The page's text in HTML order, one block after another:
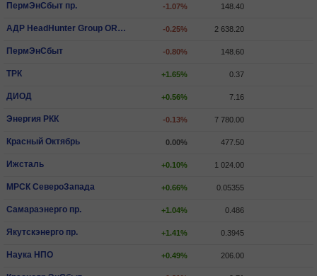
ПермЭнСбыт пр. -1.07% 148.40
АДР HeadHunter Group ORD SHS -0.25% 2 638.20
ПермЭнСбыт -0.80% 148.60
ТРК +1.65% 0.37
ДИОД +0.56% 7.16
Энергия РКК -0.13% 7 780.00
Красный Октябрь 0.00% 477.50
Ижсталь +0.10% 1 024.00
МРСК СевероЗапада +0.66% 0.05355
Самараэнерго пр. +1.04% 0.486
Якутскэнерго пр. +1.41% 0.3945
Наука НПО +0.49% 206.00